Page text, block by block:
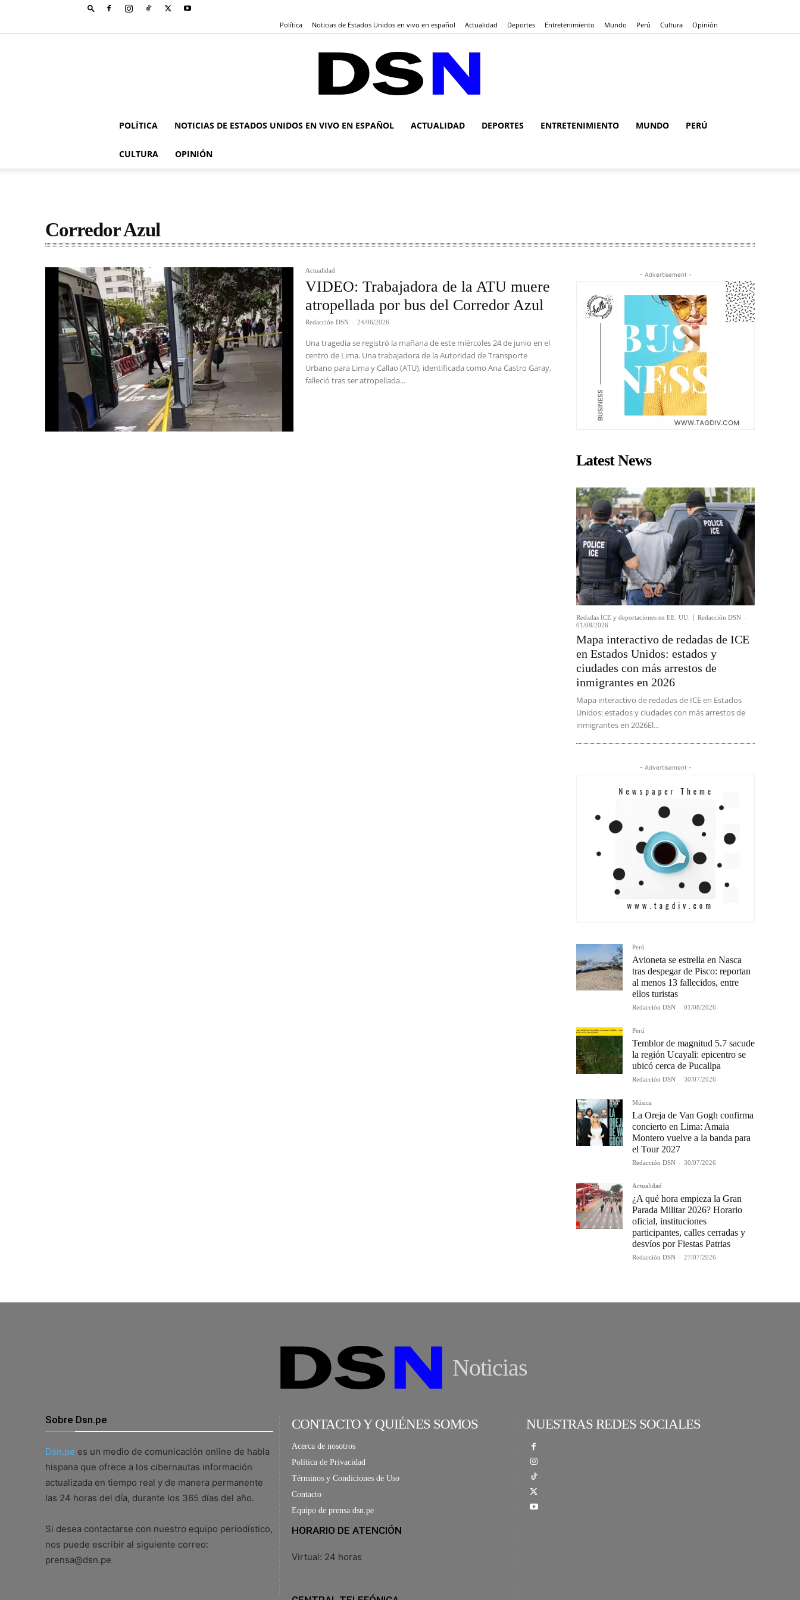
Política Noticias de Estados Unidos en vivo en español Actualidad Deportes Entretenimiento Mundo Perú Cultura Opinión
POLÍTICA NOTICIAS DE ESTADOS UNIDOS EN VIVO EN ESPAÑOL ACTUALIDAD DEPORTES ENTRETENIMIENTO MUNDO PERÚ
CULTURA OPINIÓN
Corredor Azul
Actualidad
VIDEO: Trabajadora de la ATU muere
atropellada por bus del Corredor Azul
Redacción DSN - 24/06/2026
Una tragedia se registró la mañana de este miércoles 24 de junio en el
centro de Lima. Una trabajadora de la Autoridad de Transporte
Urbano para Lima y Callao (ATU), identificada como Ana Castro Garay,
falleció tras ser atropellada...
- Advertisement -
Latest News
Redadas ICE y deportaciones en EE. UU. Redacción DSN -
01/08/2026
Mapa interactivo de redadas de ICE
en Estados Unidos: estados y
ciudades con más arrestos de
inmigrantes en 2026
Mapa interactivo de redadas de ICE en Estados
Unidos: estados y ciudades con más arrestos de
inmigrantes en 2026El...
- Advertisement -
Perú
Avioneta se estrella en Nasca
tras despegar de Pisco: reportan
al menos 13 fallecidos, entre
ellos turistas
Redacción DSN - 01/08/2026
Perú
Temblor de magnitud 5.7 sacude
la región Ucayali: epicentro se
ubicó cerca de Pucallpa
Redacción DSN - 30/07/2026
Música
La Oreja de Van Gogh confirma
concierto en Lima: Amaia
Montero vuelve a la banda para
el Tour 2027
Redacción DSN - 30/07/2026
Actualidad
¿A qué hora empieza la Gran
Parada Militar 2026? Horario
oficial, instituciones
participantes, calles cerradas y
desvíos por Fiestas Patrias
Redacción DSN - 27/07/2026
Noticias
Sobre Dsn.pe
Dsn.pe es un medio de comunicación online de habla
hispana que ofrece a los cibernautas información
actualizada en tiempo real y de manera permanente
las 24 horas del día, durante los 365 días del año.
Si desea contactarse con nuestro equipo periodístico,
nos puede escribir al siguiente correo:
prensa@dsn.pe
CONTACTO Y QUIÉNES SOMOS
Acerca de nosotros
Política de Privacidad
Términos y Condiciones de Uso
Contacto
Equipo de prensa dsn.pe
HORARIO DE ATENCIÓN
Virtual: 24 horas
NUESTRAS REDES SOCIALES